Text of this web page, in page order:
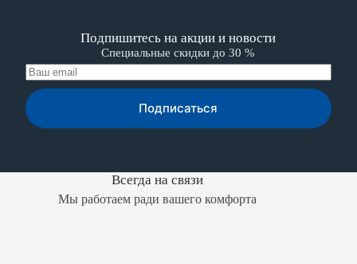
Подпишитесь на акции и новости
Специальные скидки до 30 %
Подписаться
Всегда на связи
Мы работаем ради вашего комфорта